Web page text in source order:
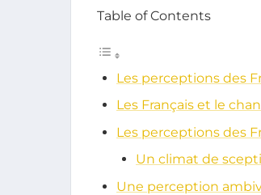
Table of Contents
Les perceptions des
Les Français et le
Les perceptions des
Un climat de
Une perception